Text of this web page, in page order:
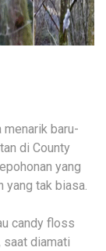
menarik baru-
di County
yang
yang tak biasa.
candy floss
saat diamati